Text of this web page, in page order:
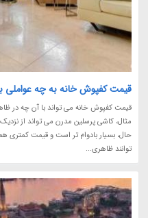
قیمت کفپوش خانه به چه عواملی
قیمت کفپوش خانه می تواند با آن چه در
مثال، کاشی پرسلین مدرن می تواند از
حال، بسیار بادوام تر است و قیمت کمتری
توانند ظاهری...